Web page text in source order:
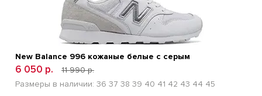
New Balance 996 кожаные белые с серым
6 050 р.
11 990 р.
Размеры в наличии: 36 37 38 39 40 41 42 43 44 45